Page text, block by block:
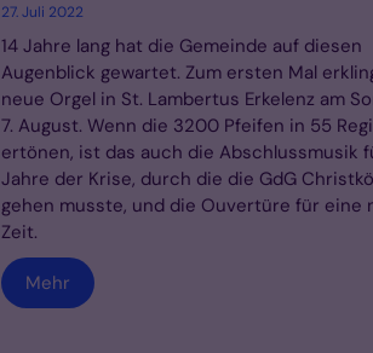
27. Juli 2022
14 Jahre lang hat die Gemeinde auf diesen
Augenblick gewartet. Zum ersten Mal
neue Orgel in St. Lambertus Erkelenz am
7. August. Wenn die 3200 Pfeifen in 55
ertönen, ist das auch die Abschlussmusik
Jahre der Krise, durch die die GdG
gehen musste, und die Ouvertüre für eine
Zeit.
Mehr